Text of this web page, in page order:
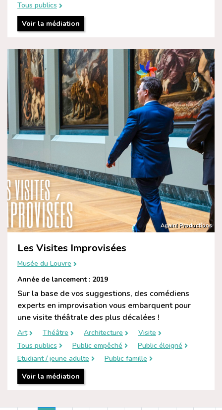
Tous publics
Voir la médiation
Again! Productions
Les Visites Improvisées
Musée du Louvre
Année de lancement : 2019
Sur la base de vos suggestions, des comédiens
experts en improvisation vous embarquent pour
une visite théâtrale des plus décalées !
Art Théâtre Architecture
Visite
Tous publics
Public empêché
Public éloigné
Etudiant / jeune adulte
Public famille
Voir la médiation